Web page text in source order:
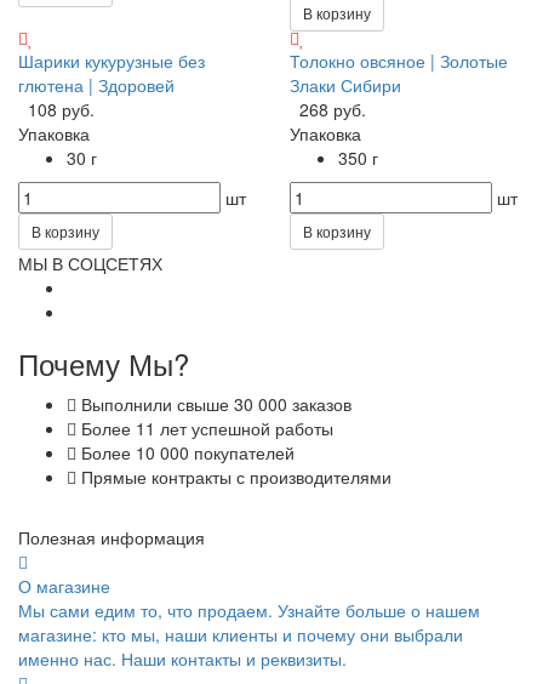
В корзину
Шарики кукурузные без
глютена | Здоровей
108 руб.
Упаковка
30 г
шт
В корзину
Толокно овсяное | Золотые
Злаки Сибири
268 руб.
Упаковка
350 г
шт
В корзину
МЫ В СОЦСЕТЯХ
Почему Мы?
Выполнили свыше 30 000 заказов
Более 11 лет успешной работы
Более 10 000 покупателей
Прямые контракты с производителями
Полезная информация
О магазине
Мы сами едим то, что продаем. Узнайте больше о нашем
магазине: кто мы, наши клиенты и почему они выбрали
именно нас. Наши контакты и реквизиты.